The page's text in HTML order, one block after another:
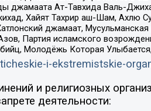
джамаата Ат-Тавхида Валь-
Хайят Тахрир аш-Шам, Ахлю
джамаат,
Партия исламского
Молодёжь Которая
i-ekstremistskie-
и религиозных
деятельности: